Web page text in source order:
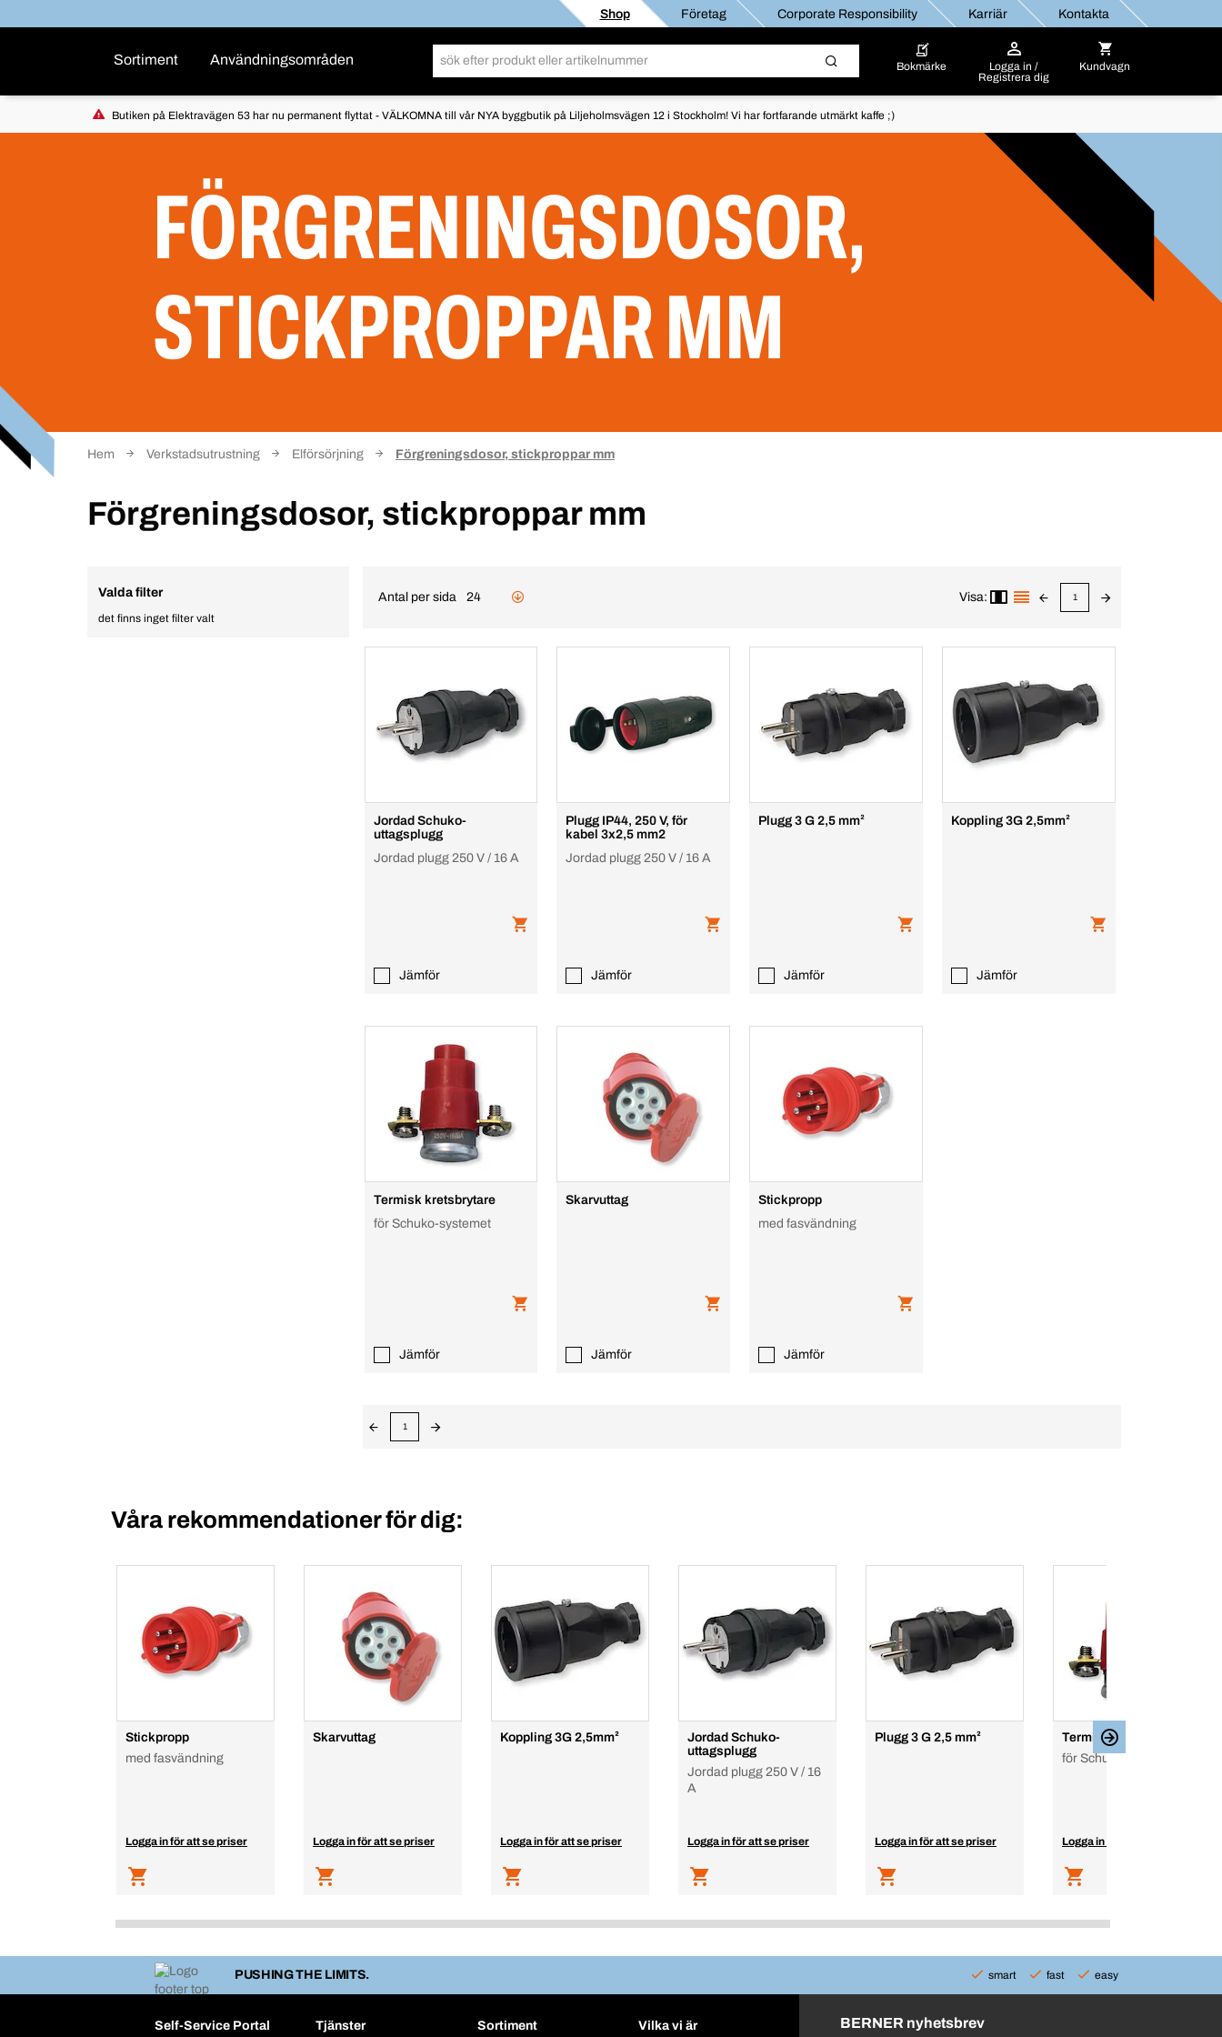
Shop Företag Corporate Responsibility Karriär Kontakta
Sortiment Användningsområden Bokmärke
Logga in /
Registrera dig
Kundvagn
Butiken på Elektravägen 53 har nu permanent flyttat - VÄLKOMNA till vår NYA byggbutik på Liljeholmsvägen 12 i Stockholm! Vi har fortfarande utmärkt kaffe ;)
FÖRGRENINGSDOSOR,
STICKPROPPAR MM
Hem Verkstadsutrustning Elförsörjning Förgreningsdosor, stickproppar mm
Förgreningsdosor, stickproppar mm
Valda filter
det finns inget filter valt
Antal per sida 24 Visa: 1
Jordad Schuko-
uttagsplugg
Jordad plugg 250 V / 16 A
Jämför
Plugg IP44, 250 V, för
kabel 3x2,5 mm2
Jordad plugg 250 V / 16 A
Jämför
Plugg 3 G 2,5 mm²
Jämför
Koppling 3G 2,5mm²
Jämför
Termisk kretsbrytare
för Schuko-systemet
Jämför
Skarvuttag
Jämför
Stickpropp
med fasvändning
Jämför
1
Våra rekommendationer för dig:
Stickpropp
med fasvändning
Logga in för att se priser
Skarvuttag
Logga in för att se priser
Koppling 3G 2,5mm²
Logga in för att se priser
Jordad Schuko-
uttagsplugg
Jordad plugg 250 V / 16
A
Logga in för att se priser
Plugg 3 G 2,5 mm²
Logga in för att se priser
Termisk kretsbrytare
för Schuko-systemet
Logga in för att se priser
PUSHING THE LIMITS. smart fast easy
Self-Service Portal Tjänster Sortiment Vilka vi är BERNER nyhetsbrev